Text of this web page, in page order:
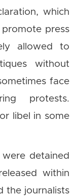
which
press
allowed to
without
face
protests.
libel in some
detained
within
the journalists